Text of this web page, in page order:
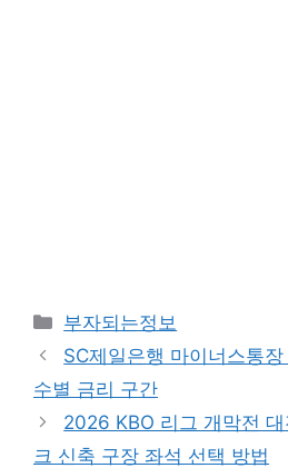
카
테
리
부자되는정보
SC제일은행 마이너스통
수별 금리 구간
2026 KBO 리그 개막전
크 신축 구장 좌석 선택 방법